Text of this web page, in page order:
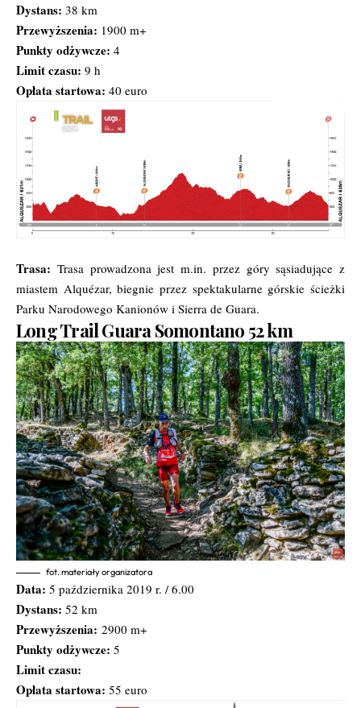
Dystans: 38 km
Przewyższenia: 1900 m+
Punkty odżywcze: 4
Limit czasu: 9 h
Opłata startowa: 40 euro
Trasa: Trasa prowadzona jest m.in. przez góry sąsiadujące z
miastem Alquézar, biegnie przez spektakularne górskie ścieżki
Parku Narodowego Kanionów i Sierra de Guara.
Long Trail Guara Somontano 52 km
fot. materiały organizatora
Data: 5 października 2019 r. / 6.00
Dystans: 52 km
Przewyższenia: 2900 m+
Punkty odżywcze: 5
Limit czasu:
Opłata startowa: 55 euro